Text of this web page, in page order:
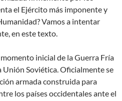
el Ejército más imponente y
Vamos a intentar
en este texto.
inicial de la Guerra Fría
Soviética. Oficialmente se
armada construida para
los países occidentales ante el